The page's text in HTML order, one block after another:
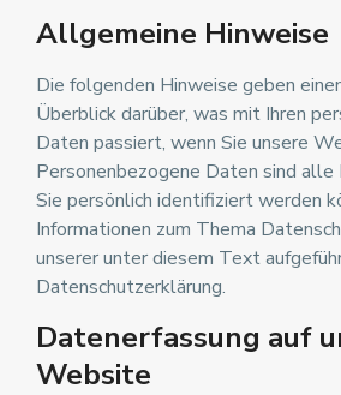
Allgemeine Hinweise
Die folgenden Hinweise geben
Überblick darüber, was mit Ihren
Daten passiert, wenn Sie unsere
Personenbezogene Daten sind alle
Sie persönlich identifiziert werden
Informationen zum Thema
unserer unter diesem Text
Datenschutzerklärung.
Datenerfassung auf
Website